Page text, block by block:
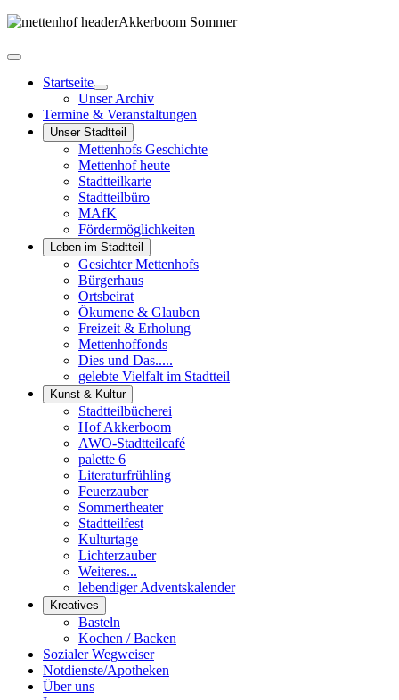
Startseite
Unser Archiv
Termine & Veranstaltungen
Unser Stadtteil
Mettenhofs Geschichte
Mettenhof heute
Stadtteilkarte
Stadtteilbüro
MAfK
Fördermöglichkeiten
Leben im Stadtteil
Gesichter Mettenhofs
Bürgerhaus
Ortsbeirat
Ökumene & Glauben
Freizeit & Erholung
Mettenhoffonds
Dies und Das.....
gelebte Vielfalt im Stadtteil
Kunst & Kultur
Stadtteilbücherei
Hof Akkerboom
AWO-Stadtteilcafé
palette 6
Literaturfrühling
Feuerzauber
Sommertheater
Stadtteilfest
Kulturtage
Lichterzauber
Weiteres...
lebendiger Adventskalender
Kreatives
Basteln
Kochen / Backen
Sozialer Wegweiser
Notdienste/Apotheken
Über uns